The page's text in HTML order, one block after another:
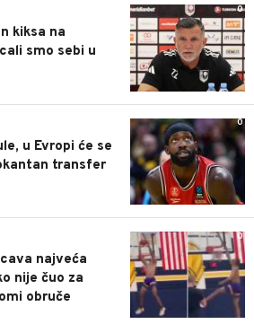
0
kiksa na
smo sebi u
0
u Evropi će se
transfer
0
najveća
nije čuo za
obruče